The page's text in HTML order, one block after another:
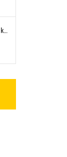
BAIGĖ FORMUOTI KOMANDĄ: Statybų ir teritorijų planavimo klausimus kuruos architektė